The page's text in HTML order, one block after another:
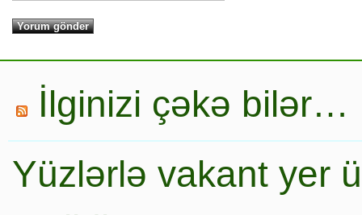
İlginizi çəkə bilər…
Yüzlərlə vakant yer